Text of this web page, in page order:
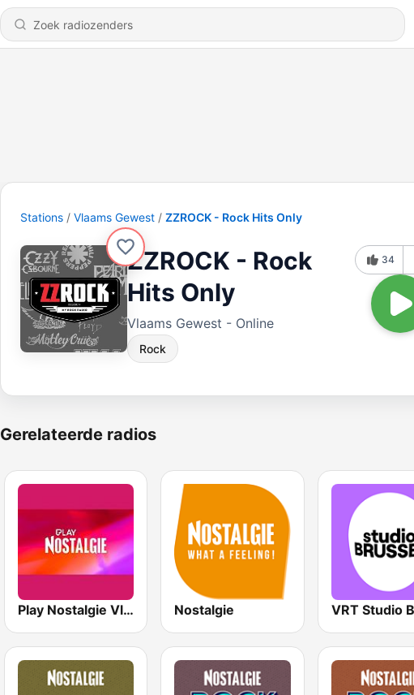
Stations Vlaams Gewest ZZROCK - Rock Hits Only
ZZROCK - Rock
Hits Only
Vlaams Gewest - Online
Rock
34
Gerelateerde radios
Play Nostalgie Vlaanderen Nostalgie